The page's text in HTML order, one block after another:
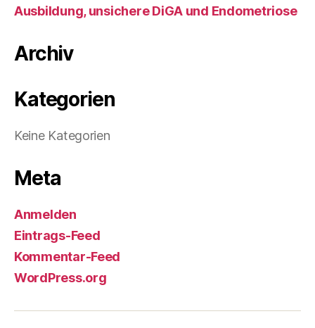
Ausbildung, unsichere DiGA und Endometriose
Archiv
Kategorien
Keine Kategorien
Meta
Anmelden
Eintrags-Feed
Kommentar-Feed
WordPress.org